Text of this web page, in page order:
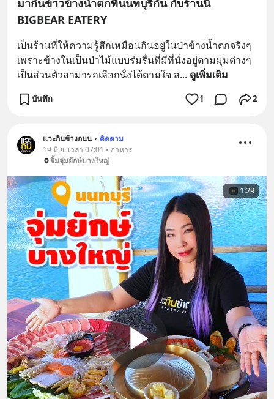
BIGBEAR EATERY
เป็นร้านที่ให้ความรู้สึกเหมือนกินอยู่ในป่าข้างน้ำตกจริงๆ
เพราะข้างในเป็นป่าไม้แบบร่มรื่นที่มีที่นั่งอยู่ตามมุมต่างๆ
เป็นส่วนตัวสามารถเลือกนั่งได้ตามใจ ส... ดูเพิ่มเติม
บันทึก 1 2
แวะกินข้างถนน • ติดตาม
19 มิ.ย. เวลา 07:01 • อาหาร
จิ้มจุ่มยักษ์บางใหญ่
1:29